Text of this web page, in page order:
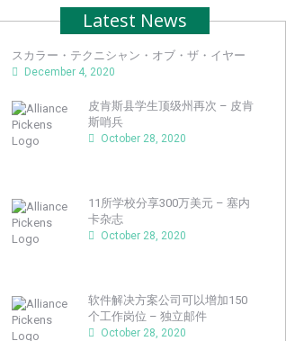
Latest News
スカラー・テクニシャン・オブ・ザ・イヤー
December 4, 2020
皮肯斯县学生顶级州再次 – 皮肯
斯哨兵
October 28, 2020
11所学校分享300万美元 – 塞内
卡杂志
October 28, 2020
软件解决方案公司可以增加150
个工作岗位 – 独立邮件
October 28, 2020